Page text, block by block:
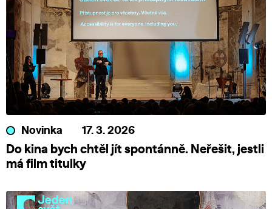
Novinka 17. 3. 2026
Do kina bych chtěl jít spontánně. Neřešit, jestli
má film titulky